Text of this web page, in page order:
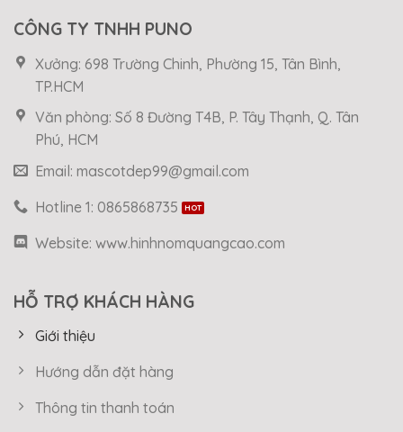
CÔNG TY TNHH PUNO
Xưởng: 698 Trường Chinh, Phường 15, Tân Bình,
TP.HCM
Văn phòng: Số 8 Đường T4B, P. Tây Thạnh, Q. Tân
Phú, HCM
Email: mascotdep99@gmail.com
Hotline 1: 0865868735
Website: www.hinhnomquangcao.com
HỖ TRỢ KHÁCH HÀNG
Giới thiệu
Hướng dẫn đặt hàng
Thông tin thanh toán